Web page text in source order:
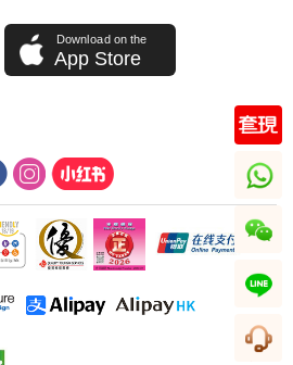
Download on the
App Store
whatsapp